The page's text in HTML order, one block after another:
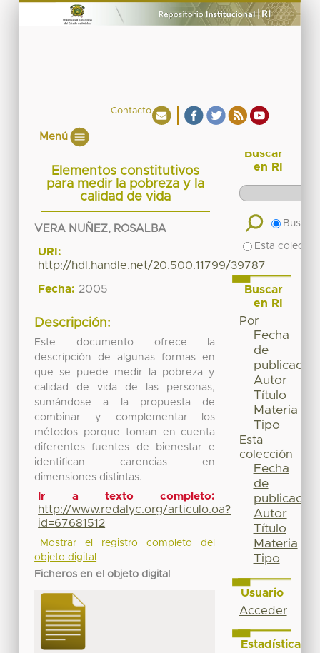
Contacto
Menú
Elementos constitutivos
para medir la pobreza y la
calidad de vida
VERA NUÑEZ, ROSALBA
URI:
http://hdl.handle.net/20.500.11799/39787
Fecha: 2005
Descripción:
Este documento ofrece la
descripción de algunas formas en
que se puede medir la pobreza y
calidad de vida de las personas,
sumándose a la propuesta de
combinar y complementar los
métodos porque toman en cuenta
diferentes fuentes de bienestar e
identifican carencias en
dimensiones distintas.
Ir a texto completo:
http://www.redalyc.org/articulo.oa?
id=67681512
Mostrar el registro completo del
objeto digital
Ficheros en el objeto digital
Buscar
en RI
Buscar
Esta
Buscar
en RI
Por
Fecha
de
publicación
Autor
Título
Materia
Tipo
Esta
colección
Fecha
de
publicación
Autor
Título
Materia
Tipo
Usuario
Acceder
Estadísticas